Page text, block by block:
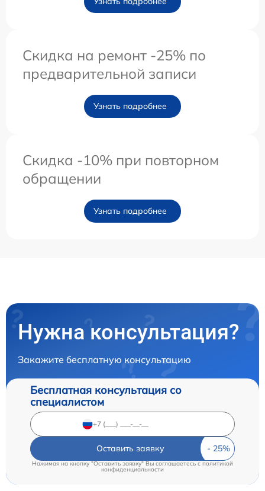
Скидка на ремонт -25% по
предварительной записи
Узнать подробнее
Скидка -10% при повторном
обращении
Узнать подробнее
Нужна консультация?
Закажите бесплатную консультацию
Бесплатная консультация со
специалистом
Оставить заявку
Нажимая на кнопку "Оставить заявку" Вы соглашаетесь cполитикой
конфиденциальности